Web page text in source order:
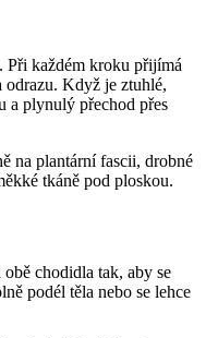
Při každém kroku přijímá
odrazu. Když je ztuhlé,
a plynulý přechod přes
na plantární fascii, drobné
tkáně pod ploskou.
chodidla tak, aby se
podél těla nebo se lehce